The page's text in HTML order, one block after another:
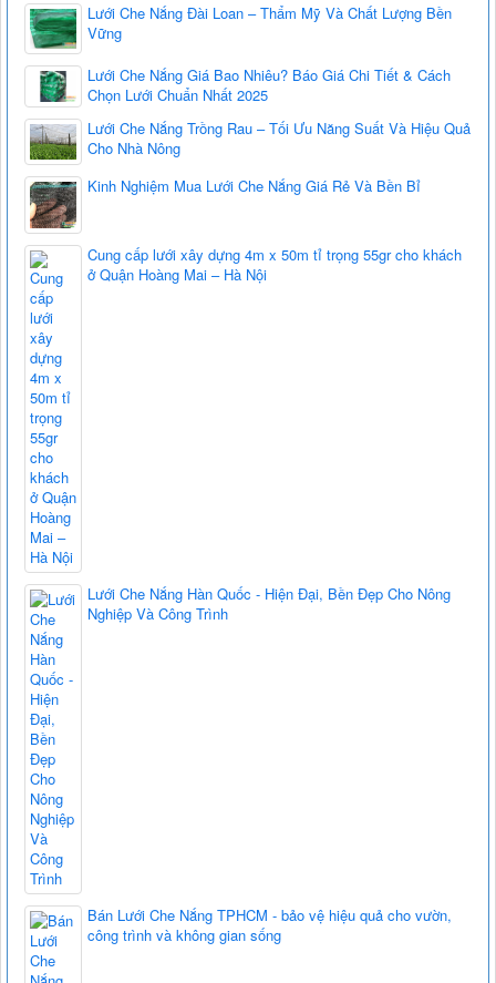
Lưới Che Nắng Đài Loan – Thẩm Mỹ Và Chất Lượng Bền
Vững
Lưới Che Nắng Giá Bao Nhiêu? Báo Giá Chi Tiết & Cách
Chọn Lưới Chuẩn Nhất 2025
Lưới Che Nắng Trồng Rau – Tối Ưu Năng Suất Và Hiệu Quả
Cho Nhà Nông
Kinh Nghiệm Mua Lưới Che Nắng Giá Rẻ Và Bền Bỉ
Cung cấp lưới xây dựng 4m x 50m tỉ trọng 55gr cho khách
ở Quận Hoàng Mai – Hà Nội
Lưới Che Nắng Hàn Quốc - Hiện Đại, Bền Đẹp Cho Nông
Nghiệp Và Công Trình
Bán Lưới Che Nắng TPHCM - bảo vệ hiệu quả cho vườn,
công trình và không gian sống